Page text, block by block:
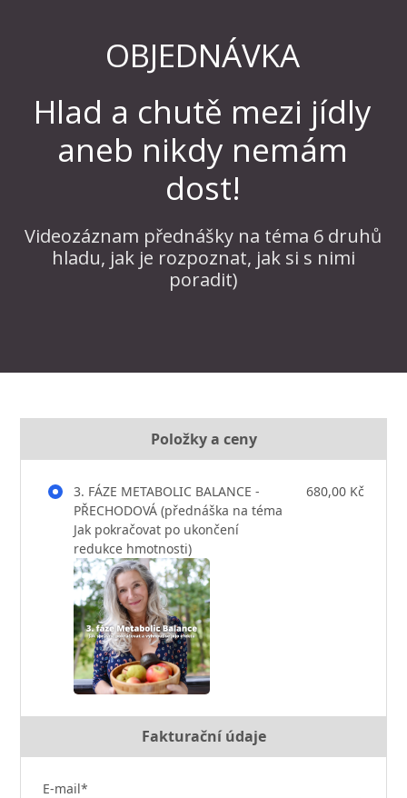
OBJEDNÁVKA
Hlad a chutě mezi jídly
aneb nikdy nemám
dost!
Videozáznam přednášky na téma 6 druhů
hladu, jak je rozpoznat, jak si s nimi
poradit)
Položky a ceny
3. FÁZE METABOLIC BALANCE -
PŘECHODOVÁ (přednáška na téma
Jak pokračovat po ukončení
redukce hmotnosti)
680,00 Kč
Fakturační údaje
E-mail*